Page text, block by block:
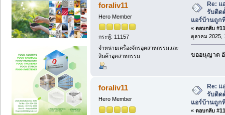
foraliv11
Hero Member
กระทู้: 11157
จำหน่ายเครื่องจักรอุตสาหกรรมและ
สินค้าอุตสาหกรรม
Re:
รับติด
แอร์บ้านถูก
« ตอบกลับ
ตุลาคม 2025,
ขออนุญาต
foraliv11
Hero Member
Re:
รับติด
แอร์บ้านถูก
« ตอบกลับ